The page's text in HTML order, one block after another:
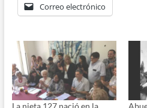
Correo electrónico